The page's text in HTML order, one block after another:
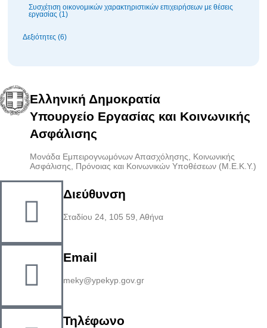
Συσχέτιση οικονομικών χαρακτηριστικών επιχειρήσεων με θέσεις
εργασίας (1)
Δεξιότητες (6)
Ελληνική Δημοκρατία
Υπουργείο Εργασίας και Κοινωνικής
Ασφάλισης
Μονάδα Εμπειρογνωμόνων Απασχόλησης, Κοινωνικής
Ασφάλισης, Πρόνοιας και Κοινωνικών Υποθέσεων (Μ.Ε.Κ.Υ.)
Διεύθυνση
Σταδίου 24, 105 59, Αθήνα
Email
meky@ypekyp.gov.gr
Τηλέφωνο